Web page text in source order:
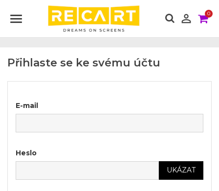
 0
Přihlaste se ke svému účtu
E-mail
Heslo
UKÁZAT